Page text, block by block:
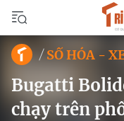
SỐ HÓA -
Bugatti
chạy trên